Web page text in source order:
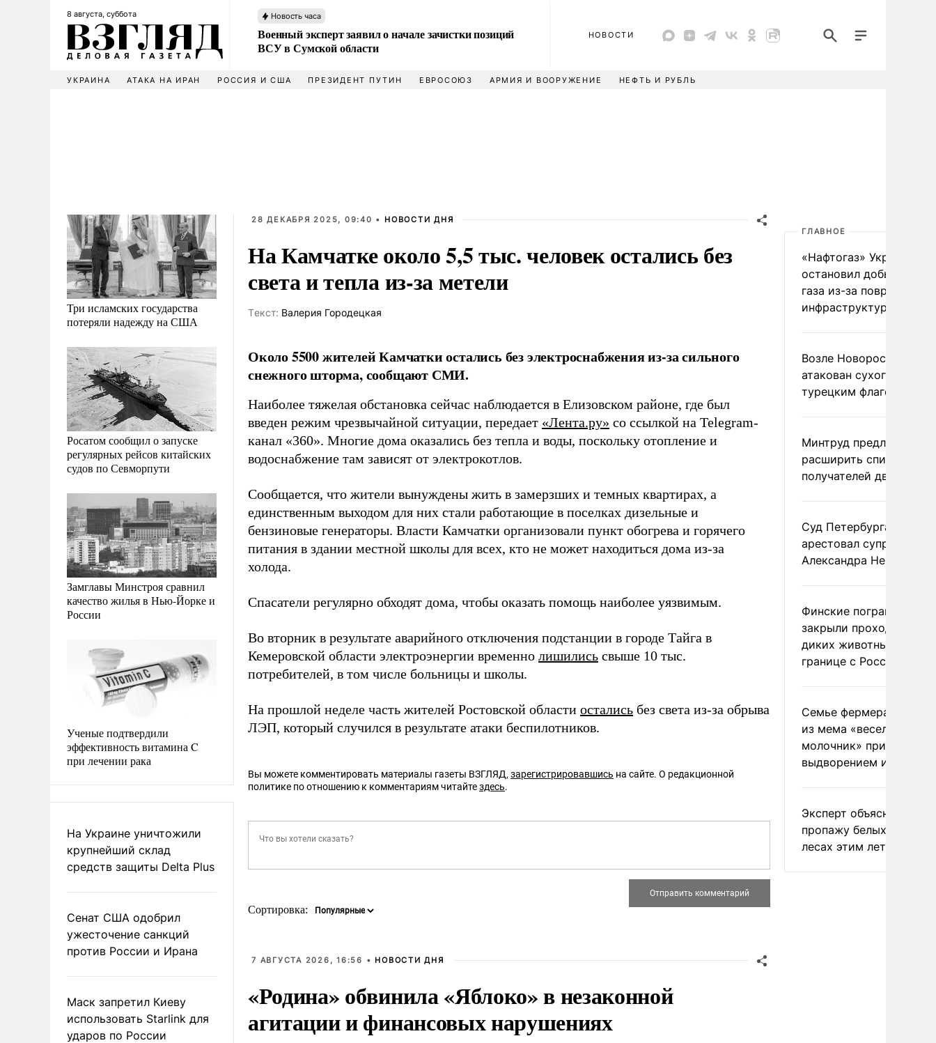
8 августа, суббота Новость часа
Военный эксперт заявил о начале зачистки позиций
ВСУ в Сумской области
НОВОСТИ
УКРАИНА АТАКА НА ИРАН РОССИЯ И США ПРЕЗИДЕНТ ПУТИН ЕВРОСОЮЗ АРМИЯ И ВООРУЖЕНИЕ НЕФТЬ И РУБЛЬ
Три исламских государства
потеряли надежду на США
Росатом сообщил о запуске
регулярных рейсов китайских
судов по Севморпути
Замглавы Минстроя сравнил
качество жилья в Нью-Йорке и
России
Ученые подтвердили
эффективность витамина C
при лечении рака
На Украине уничтожили
крупнейший склад
средств защиты Delta Plus
Сенат США одобрил
ужесточение санкций
против России и Ирана
Маск запретил Киеву
использовать Starlink для
ударов по России
28 ДЕКАБРЯ 2025, 09:40 • НОВОСТИ ДНЯ
На Камчатке около 5,5 тыс. человек остались без
света и тепла из-за метели
Tекст: Валерия Городецкая
Около 5500 жителей Камчатки остались без электроснабжения из-за сильного
снежного шторма, сообщают СМИ.
Наиболее тяжелая обстановка сейчас наблюдается в Елизовском районе, где был
введен режим чрезвычайной ситуации, передает «Лента.ру» со ссылкой на Telegram-
канал «360». Многие дома оказались без тепла и воды, поскольку отопление и
водоснабжение там зависят от электрокотлов.
Сообщается, что жители вынуждены жить в замерзших и темных квартирах, а
единственным выходом для них стали работающие в поселках дизельные и
бензиновые генераторы. Власти Камчатки организовали пункт обогрева и горячего
питания в здании местной школы для всех, кто не может находиться дома из-за
холода.
Спасатели регулярно обходят дома, чтобы оказать помощь наиболее уязвимым.
Во вторник в результате аварийного отключения подстанции в городе Тайга в
Кемеровской области электроэнергии временно лишились свыше 10 тыс.
потребителей, в том числе больницы и школы.
На прошлой неделе часть жителей Ростовской области остались без света из-за обрыва
ЛЭП, который случился в результате атаки беспилотников.
Вы можете комментировать материалы газеты ВЗГЛЯД, зарегистрировавшись на сайте. О редакционной
политике по отношению к комментариям читайтездесь.
Сортировка:
7 АВГУСТА 2026, 16:56 • НОВОСТИ ДНЯ
«Родина» обвинила «Яблоко» в незаконной
агитации и финансовых нарушениях
ГЛАВНОЕ
«Нафтогаз» Украины
остановил добычу
газа из-за повреждения
инфраструктуры
Возле Новороссийска
атакован сухогруз под
турецким флагом
Минтруд предложил
расширить список
получателей двух
Суд Петербурга заочно
арестовал супругу
Александра Невзорова
Финские пограничники
закрыли проходы для
диких животных на
границе с Россией
Семье фермера
из мема «веселый
молочник» пригрозили
выдворением из
Эксперт объяснил
пропажу белых грибов
лесах этим летом